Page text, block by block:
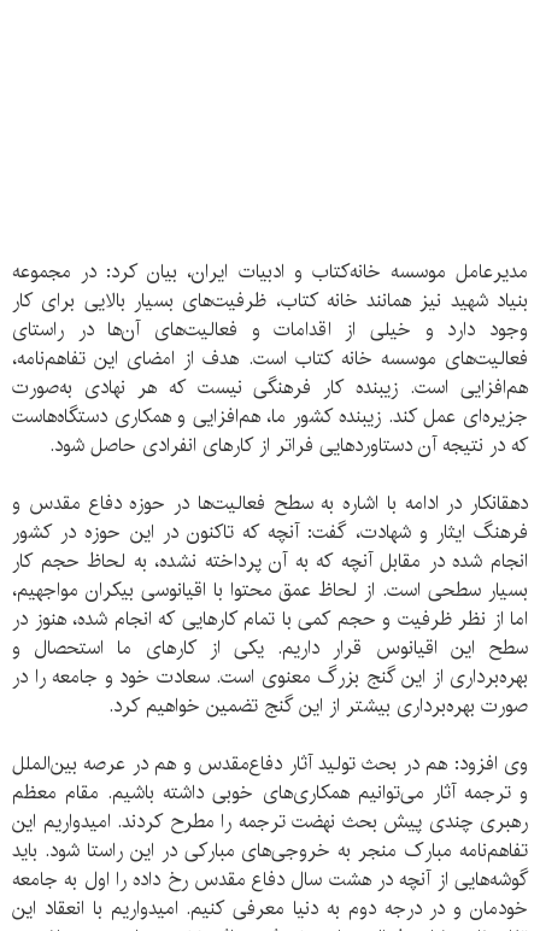
مدیرعامل موسسه خانه‌کتاب و ادبیات ایران، بیان کرد: در مجموعه
بنیاد شهید نیز همانند خانه کتاب، ظرفیت‌های بسیار بالایی برای کار
وجود دارد و خیلی از اقدامات و فعالیت‌های آن‌ها در راستای
فعالیت‌های موسسه خانه کتاب است. هدف از امضای این تفاهم‌نامه،
هم‌افزایی است. زیبنده کار فرهنگی نیست که هر نهادی به‌صورت
جزیره‌ای عمل‌ کند. زیبنده کشور ما، هم‌افزایی و همکاری دستگاه‌هاست
که در نتیجه آن دستاوردهایی فراتر از کارهای انفرادی حاصل شود.
دهقانکار در ادامه با اشاره به سطح فعالیت‌ها در حوزه دفاع مقدس و
فرهنگ ایثار و شهادت، گفت: آنچه که تاکنون در این حوزه در کشور
انجام شده در مقابل آنچه که به آن پرداخته نشده، به لحاظ حجم کار
بسیار سطحی است. از لحاظ عمق محتوا با اقیانوسی بیکران مواجهیم،
اما از نظر ظرفیت و حجم کمی با تمام کارهایی که انجام شده، هنوز در
سطح این اقیانوس قرار داریم. یکی از کارهای ما استحصال و
بهره‌برداری از این گنج بزرگ معنوی است. سعادت خود و جامعه را در
صورت بهره‌برداری بیشتر از این گنج تضمین خواهیم کرد.
وی افزود: هم در بحث تولید آثار دفاع‌مقدس و هم در عرصه بین‌الملل
و ترجمه آثار می‌توانیم همکاری‌های خوبی داشته باشیم. مقام معظم
رهبری چندی پیش بحث نهضت ترجمه را مطرح کردند. امیدواریم این
تفاهم‌نامه مبارک منجر به خروجی‌های مبارکی در این راستا شود. باید
گوشه‌هایی از آنچه در هشت سال دفاع مقدس رخ داده را اول به جامعه
خودمان و در درجه دوم به دنیا معرفی کنیم. امیدواریم با انعقاد این